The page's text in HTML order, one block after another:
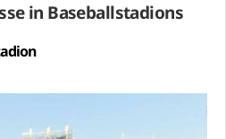
in Baseballstadions